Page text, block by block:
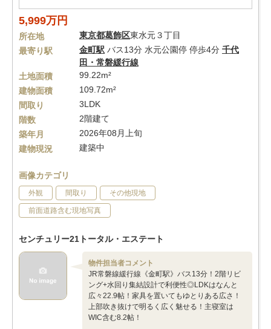
5,999万円
所在地 東京都葛飾区東水元３丁目
最寄り駅
金町駅 バス13分 水元公園停 停歩4分 千代
田・常磐緩行線
土地面積
99.22m²
建物面積
109.72m²
間取り
3LDK
階数
2階建て
築年月
2026年08月上旬
建物現況
建築中
画像カテゴリ
外観 間取り その他現地
前面道路含む現地写真
センチュリー21トータル・エステート
物件担当者コメント
JR常磐線緩行線《金町駅》バス13分！2階リビ
ング+水回り集結設計で利便性◎LDKはなんと
広々22.9帖！家具を置いてもゆとりある広さ！
上部吹き抜けで明るく広く魅せる！主寝室は
WIC含む8.2帖！